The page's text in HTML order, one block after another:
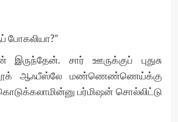
போகலியா?”
சார் ஊருக்குப் புதுசு
ஆஃபீஸ்லே மண்ணெண்ணெய்க்கு
பர்மிஷன் சொல்லிட்டு